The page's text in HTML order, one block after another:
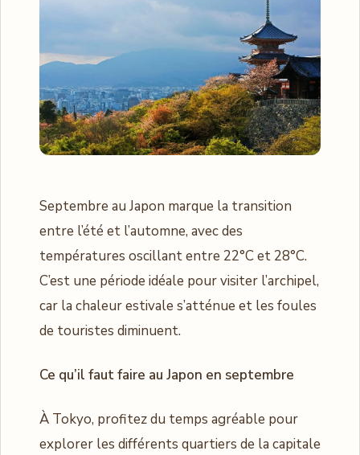
Septembre au Japon marque la transition
entre l’été et l’automne, avec des
températures oscillant entre 22°C et 28°C.
C’est une période idéale pour visiter l’archipel,
car la chaleur estivale s’atténue et les foules
de touristes diminuent.
Ce qu’il faut faire au Japon en septembre
À Tokyo, profitez du temps agréable pour
explorer les différents quartiers de la capitale